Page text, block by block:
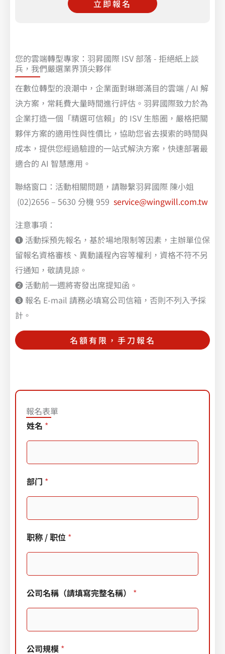
立即報名
您的雲端轉型專家：羽昇國際 ISV 部落 - 拒絕紙上談
兵，我們嚴選業界頂尖夥伴
在數位轉型的浪潮中，企業面對琳瑯滿目的雲端 / AI 解
決方案，常耗費大量時間進行評估。羽昇國際致力於為
企業打造一個「精選可信賴」的 ISV 生態圈，嚴格把關
夥伴方案的適用性與性價比，協助您省去摸索的時間與
成本，提供您經過驗證的一站式解決方案，快速部署最
適合的 AI 智慧應用。
聯絡窗口：活動相關問題，請聯繫羽昇國際 陳小姐
(02)2656 – 5630 分機 959 service@wingwill.com.tw
注意事項：
❶ 活動採預先報名，基於場地限制等因素，主辦單位保
留報名資格審核、異動議程內容等權利，資格不符不另
行通知，敬請見諒。
❷ 活動前一週將寄發出席提知函。
❸ 報名 E-mail 請務必填寫公司信箱，否則不列入予採
計。
名額有限，手刀報名
報名表單
姓
*
-
a
l
選
填
）
姓名 *
部门 *
职称 / 职位 *
公司名稱（請填寫完整名稱） *
公司規模 *